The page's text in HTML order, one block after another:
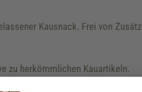
Kausnack. Frei von
zu herkömmlichen Kauartikeln.